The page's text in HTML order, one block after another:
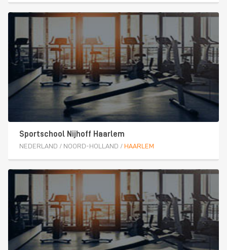
Sportschool Nijhoff Haarlem
NEDERLAND / NOORD-HOLLAND / HAARLEM